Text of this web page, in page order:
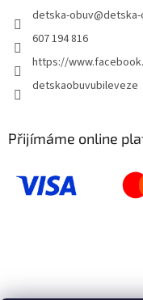
detska-obuv@detska-
607 194 816
https://
detskaobuvubileveze
Přijímáme online